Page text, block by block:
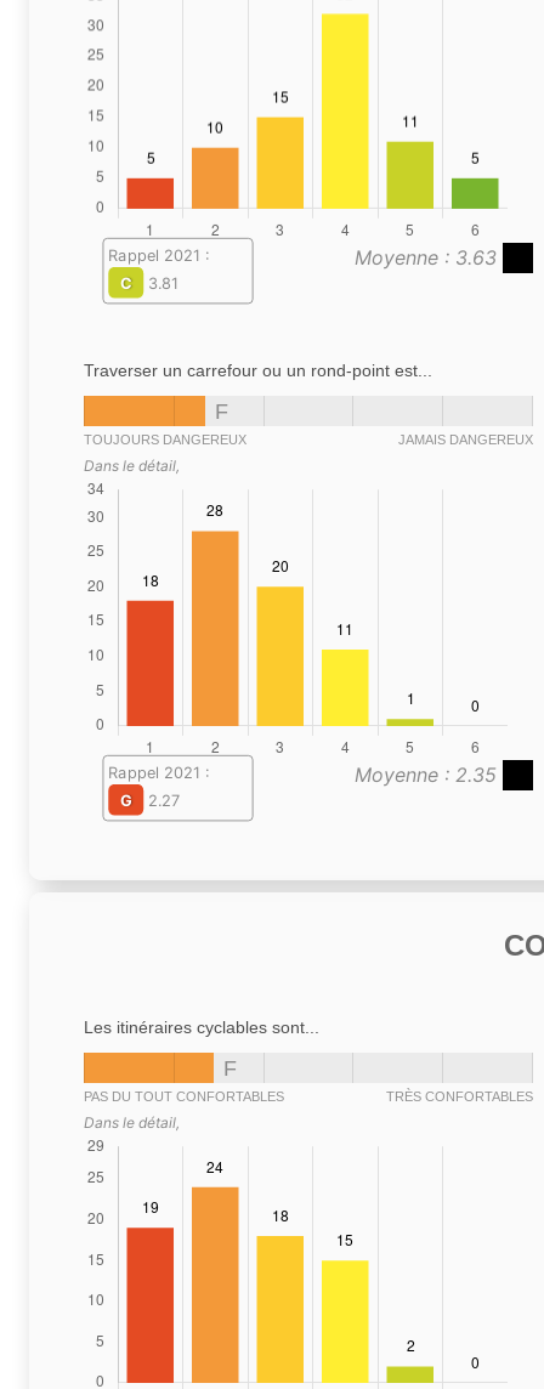
Moyenne : 3.63
Rappel 2021 :
C
3.81
Traverser un carrefour ou un rond-point est...
F
TOUJOURS DANGEREUX JAMAIS DANGEREUX
Dans le détail,
Moyenne : 2.35
Rappel 2021 :
G
2.27
Les itinéraires cyclables sont...
F
PAS DU TOUT CONFORTABLES TRÈS CONFORTABLES
Dans le détail,